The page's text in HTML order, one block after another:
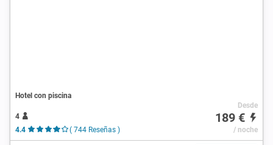
Hotel con piscina
4
4.4
( 744 Reseñas )
Desde
189 €
/ noche